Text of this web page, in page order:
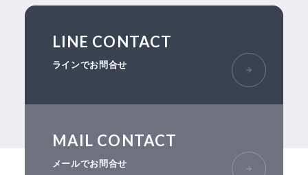
LINE CONTACT
ラインでお問合せ
MAIL CONTACT
メールでお問合せ